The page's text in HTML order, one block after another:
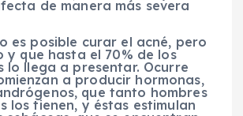
de manera más severa
es posible curar el acné, pero
y que hasta el 70% de los
lo llega a presentar. Ocurre
a producir hormonas,
que tanto hombres
los tienen, y éstas estimulan